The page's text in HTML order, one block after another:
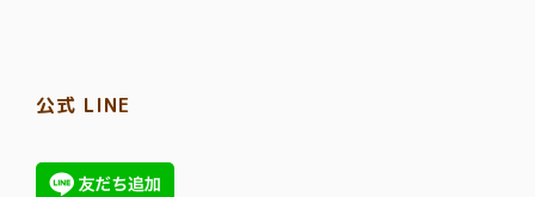
公式 LINE